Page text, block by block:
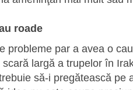
roade
pro­bleme par a avea o
largă a trupelor în
să-i pregătească pe